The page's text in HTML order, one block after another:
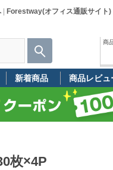
| Forestway(オフィス通販サイト)
商
新着商品 商品レビュ
枚×4P